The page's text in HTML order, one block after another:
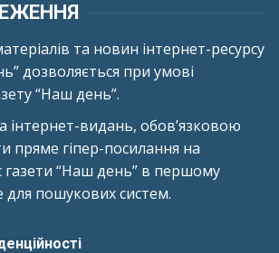
та новин інтернет-ресурсу
дозволяється при умові
“Наш день”.
інтернет-видань, обов’язковою
пряме гіпер-посилання на
газети “Наш день” в першому
для пошукових систем.